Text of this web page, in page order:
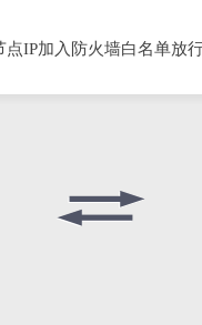
IP加入防火墙白名单放